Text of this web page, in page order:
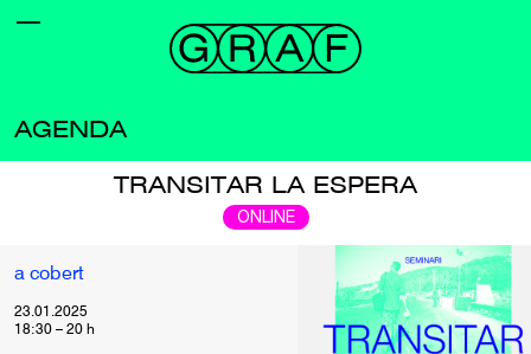
AGENDA
TRANSITAR LA ESPERA
ONLINE
a cobert
23.01.2025
18:30 – 20 h